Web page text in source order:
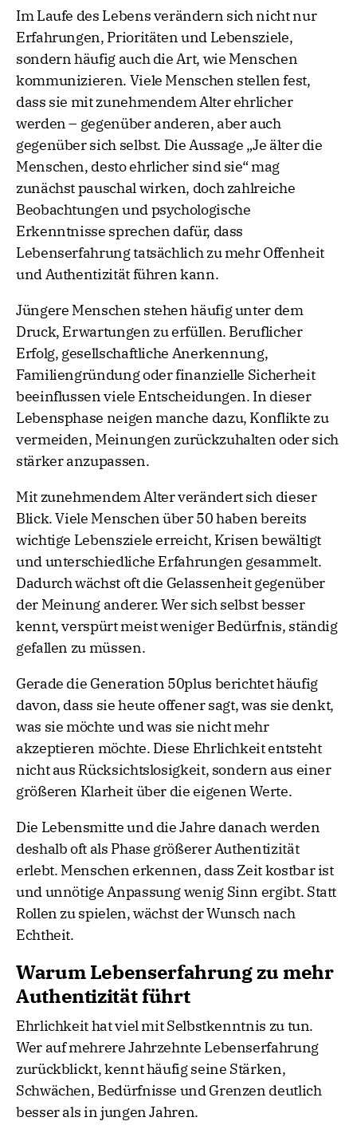
Im Laufe des Lebens verändern sich nicht nur
Erfahrungen, Prioritäten und Lebensziele,
sondern häufig auch die Art, wie Menschen
kommunizieren. Viele Menschen stellen fest,
dass sie mit zunehmendem Alter ehrlicher
werden – gegenüber anderen, aber auch
gegenüber sich selbst. Die Aussage „Je älter die
Menschen, desto ehrlicher sind sie“ mag
zunächst pauschal wirken, doch zahlreiche
Beobachtungen und psychologische
Erkenntnisse sprechen dafür, dass
Lebenserfahrung tatsächlich zu mehr Offenheit
und Authentizität führen kann.
Jüngere Menschen stehen häufig unter dem
Druck, Erwartungen zu erfüllen. Beruflicher
Erfolg, gesellschaftliche Anerkennung,
Familiengründung oder finanzielle Sicherheit
beeinflussen viele Entscheidungen. In dieser
Lebensphase neigen manche dazu, Konflikte zu
vermeiden, Meinungen zurückzuhalten oder sich
stärker anzupassen.
Mit zunehmendem Alter verändert sich dieser
Blick. Viele Menschen über 50 haben bereits
wichtige Lebensziele erreicht, Krisen bewältigt
und unterschiedliche Erfahrungen gesammelt.
Dadurch wächst oft die Gelassenheit gegenüber
der Meinung anderer. Wer sich selbst besser
kennt, verspürt meist weniger Bedürfnis, ständig
gefallen zu müssen.
Gerade die Generation 50plus berichtet häufig
davon, dass sie heute offener sagt, was sie denkt,
was sie möchte und was sie nicht mehr
akzeptieren möchte. Diese Ehrlichkeit entsteht
nicht aus Rücksichtslosigkeit, sondern aus einer
größeren Klarheit über die eigenen Werte.
Die Lebensmitte und die Jahre danach werden
deshalb oft als Phase größerer Authentizität
erlebt. Menschen erkennen, dass Zeit kostbar ist
und unnötige Anpassung wenig Sinn ergibt. Statt
Rollen zu spielen, wächst der Wunsch nach
Echtheit.
Warum Lebenserfahrung zu mehr
Authentizität führt
Ehrlichkeit hat viel mit Selbstkenntnis zu tun.
Wer auf mehrere Jahrzehnte Lebenserfahrung
zurückblickt, kennt häufig seine Stärken,
Schwächen, Bedürfnisse und Grenzen deutlich
besser als in jungen Jahren.